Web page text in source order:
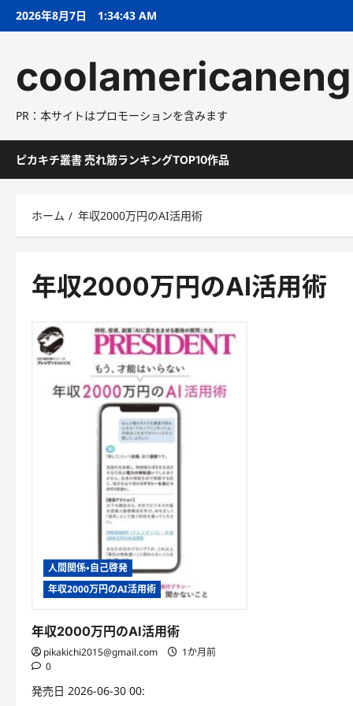
2026年8月7日 1:34:43 AM
PR：本サイトはプロモーションを含みます
ピカキチ叢書 売れ筋ランキングTOP10作品
ホーム 年収2000万円のAI活用術
年収2000万円のAI活用術
人間関係・自己啓発
年収2000万円のAI活用術
年収2000万円のAI活用術
pikakichi2015@gmail.com
1か月前
0
発売日 2026-06-30 00: